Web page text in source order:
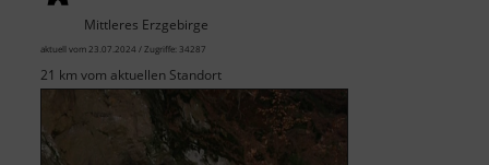
Mittleres Erzgebirge
aktuell vom 23.07.2024 / Zugriffe: 34287
21 km vom aktuellen Standort